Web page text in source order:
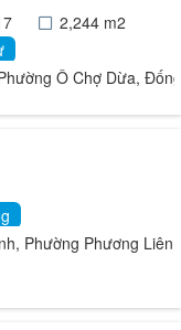
2,244 m2
Ô Chợ Dừa,
Phường Phương